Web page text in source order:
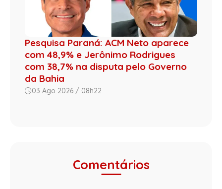
Pesquisa Paraná: ACM Neto aparece
com 48,9% e Jerônimo Rodrigues
com 38,7% na disputa pelo Governo
da Bahia
03 Ago 2026 / 08h22
Comentários